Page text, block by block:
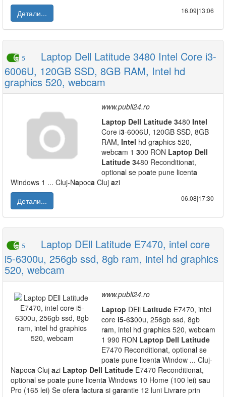
Детали...
16.09|13:06
5
Laptop Dell Latitude 3480 Intel Core i3-
6006U, 120GB SSD, 8GB RAM, Intel hd
graphics 520, webcam
www.publi24.ro
Laptop Dell Latitude 3480 Intel
Core i3-6006U, 120GB SSD, 8GB
RAM, Intel hd graphics 520,
webcam 1 300 RON Laptop Dell
Latitude 3480 Reconditionat,
optional se poate pune licenta
Windows 1 ... Cluj-Napoca Cluj azi
Детали...
06.08|17:30
5
Laptop DEll Latitude E7470, intel core
i5-6300u, 256gb ssd, 8gb ram, intel hd graphics
520, webcam
www.publi24.ro
Laptop DEll Latitude E7470, intel
core i5-6300u, 256gb ssd, 8gb
ram, intel hd graphics 520, webcam
1 990 RON Laptop Dell Latitude
E7470 Reconditionat, optional se
poate pune licenta Window ... Cluj-
Napoca Cluj azi Laptop Dell Latitude E7470 Reconditionat,
optional se poate pune licenta Windows 10 Home (100 lei) sau
Pro (165 lei) Se ofera factura si garantie 12 luni Livrare prin